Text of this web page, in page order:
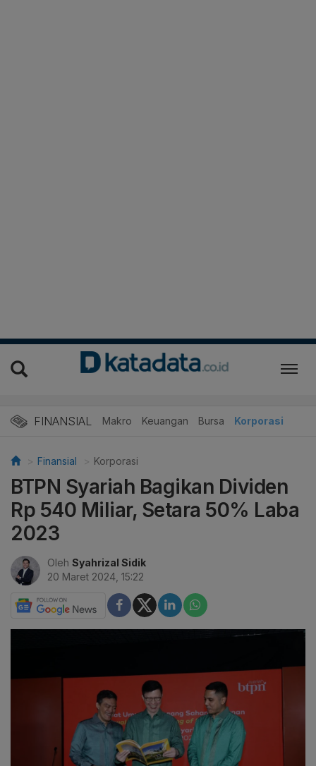
FINANSIAL Makro Keuangan Bursa Korporasi
Finansial Korporasi
BTPN Syariah Bagikan Dividen
Rp 540 Miliar, Setara 50% Laba
2023
Oleh Syahrizal Sidik
20 Maret 2024, 15:22